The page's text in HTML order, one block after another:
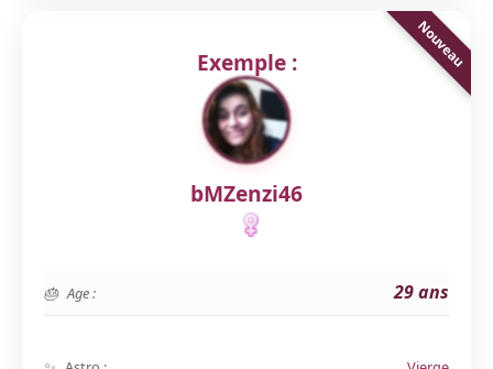
Exemple :
bMZenzi46
Age : 29 ans